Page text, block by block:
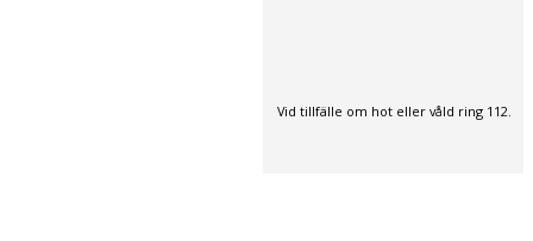
Vid tillfälle om hot eller våld ring 112.